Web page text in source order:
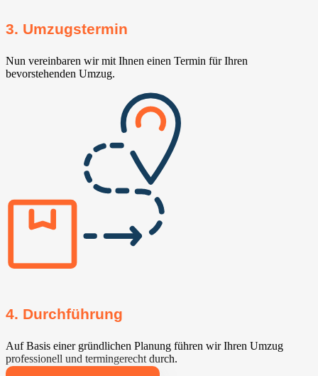
3. Umzugstermin
Nun vereinbaren wir mit Ihnen einen Termin für Ihren
bevorstehenden Umzug.
4. Durchführung
Auf Basis einer gründlichen Planung führen wir Ihren Umzug
professionell und termingerecht durch.